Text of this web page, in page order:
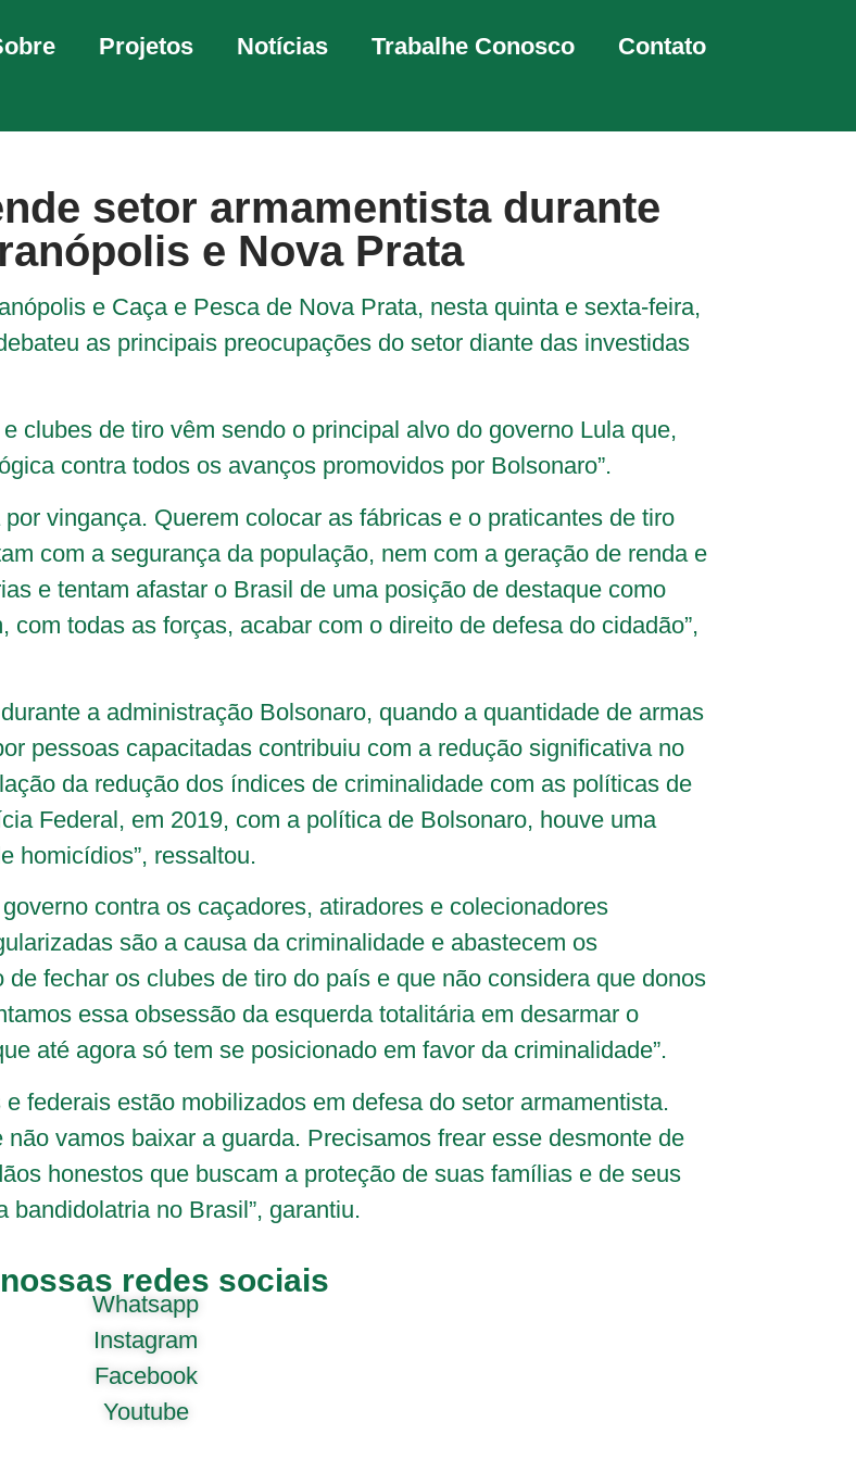
Projetos Notícias Trabalhe Conosco Contato
setor armamentista durante
e Nova Prata
e Caça e Pesca de Nova Prata, nesta quinta e sexta-feira,
as principais preocupações do setor diante das investidas
clubes de tiro vêm sendo o principal alvo do governo Lula que,
contra todos os avanços promovidos por Bolsonaro”.
vingança. Querem colocar as fábricas e o praticantes de tiro
com a segurança da população, nem com a geração de renda e
e tentam afastar o Brasil de uma posição de destaque como
todas as forças, acabar com o direito de defesa do cidadão”,
a administração Bolsonaro, quando a quantidade de armas
pessoas capacitadas contribuiu com a redução significativa no
da redução dos índices de criminalidade com as políticas de
Federal, em 2019, com a política de Bolsonaro, houve uma
homicídios”, ressaltou.
contra os caçadores, atiradores e colecionadores
são a causa da criminalidade e abastecem os
fechar os clubes de tiro do país e que não considera que donos
essa obsessão da esquerda totalitária em desarmar o
até agora só tem se posicionado em favor da criminalidade”.
federais estão mobilizados em defesa do setor armamentista.
vamos baixar a guarda. Precisamos frear esse desmonte de
honestos que buscam a proteção de suas famílias e de seus
no Brasil”, garantiu.
redes sociais
Whatsapp
Instagram
Facebook
Youtube